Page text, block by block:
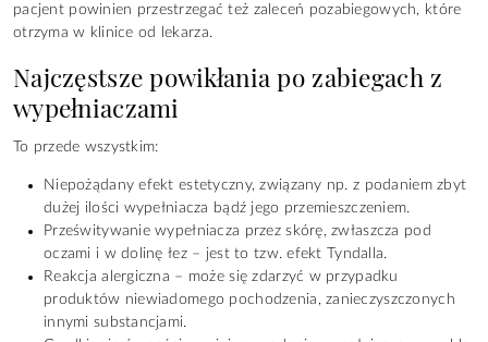
pacjent powinien przestrzegać też zaleceń pozabiegowych, które
otrzyma w klinice od lekarza.
Najczęstsze powikłania po zabiegach z
wypełniaczami
To przede wszystkim:
Niepożądany efekt estetyczny, związany np. z podaniem zbyt
dużej ilości wypełniacza bądź jego przemieszczeniem.
Prześwitywanie wypełniacza przez skórę, zwłaszcza pod
oczami i w dolinę łez – jest to tzw. efekt Tyndalla.
Reakcja alergiczna – może się zdarzyć w przypadku
produktów niewiadomego pochodzenia, zanieczyszczonych
innymi substancjami.